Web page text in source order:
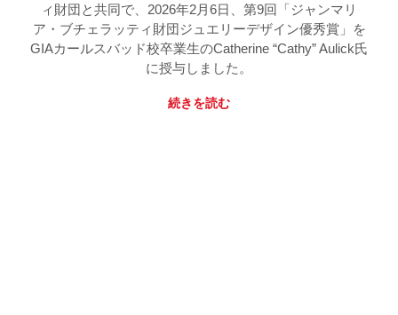
ィ財団と共同で、2026年2月6日、第9回「ジャンマリ
ア・ブチェラッティ財団ジュエリーデザイン優秀賞」を
GIAカールスバッド校卒業生のCatherine “Cathy” Aulick氏
に授与しました。
続きを読む